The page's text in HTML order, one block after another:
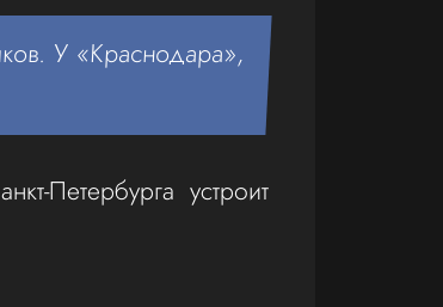
У «Краснодара»,
Петербурга устроит